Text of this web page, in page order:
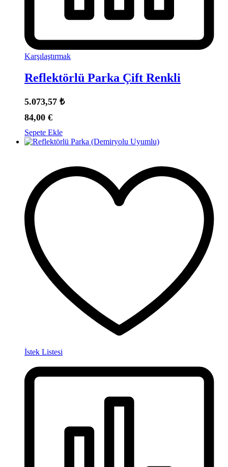
Karşılaştırmak
Reflektörlü Parka Çift Renkli
5.073,57 ₺
84,00 €
Sepete Ekle
İstek Listesi